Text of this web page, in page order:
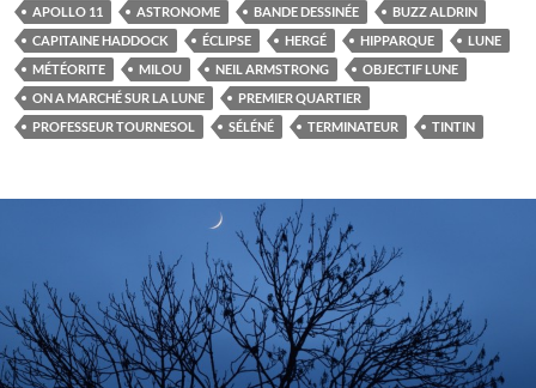
APOLLO 11 ASTRONOME BANDE DESSINÉE
BUZZ ALDRIN
CAPITAINE HADDOCK
ÉCLIPSE HERGÉ HIPPARQUE
LUNE
MÉTÉORITE
MILOU NEIL ARMSTRONG
OBJECTIF LUNE
ON A MARCHÉ SUR LA LUNE
PREMIER QUARTIER
PROFESSEUR TOURNESOL
SÉLÉNÉ TERMINATEUR TINTIN